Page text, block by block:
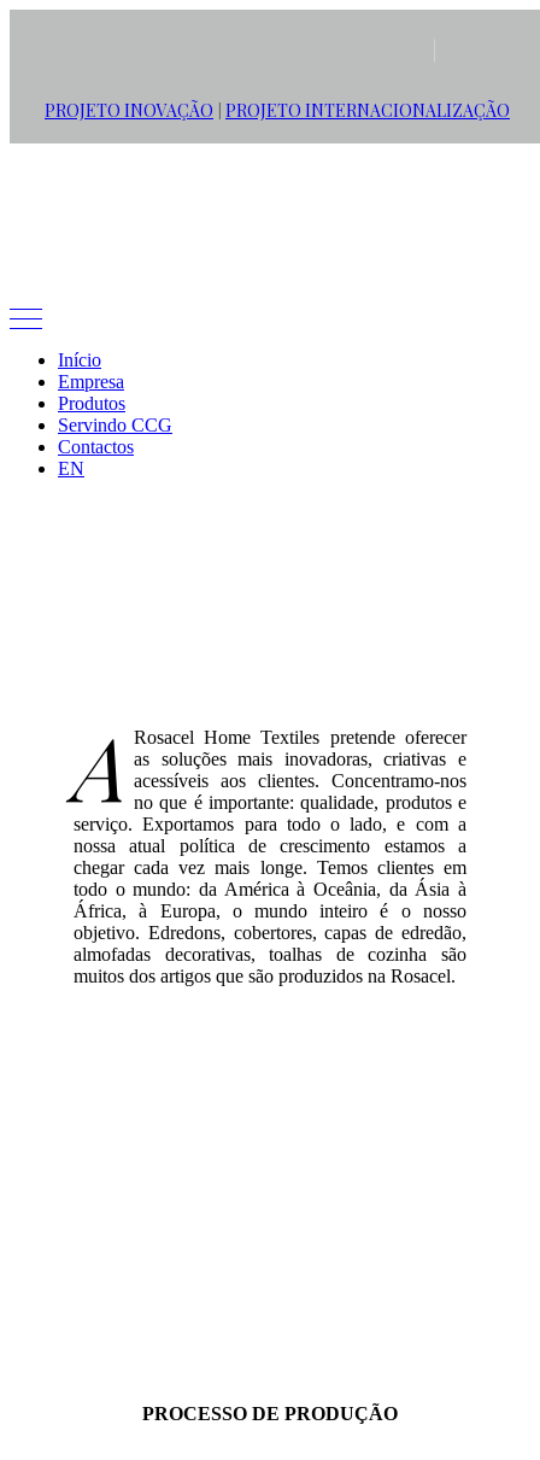
PROJETO INOVAÇÃO PROJETO INTERNACIONALIZAÇÃO
Início
Empresa
Produtos
Servindo CCG
Contactos
EN
A
Rosacel Home Textiles pretende oferecer
as soluções mais inovadoras, criativas e
acessíveis aos clientes. Concentramo-nos
no que é importante: qualidade, produtos e
serviço. Exportamos para todo o lado, e com a
nossa atual política de crescimento estamos a
chegar cada vez mais longe. Temos clientes em
todo o mundo: da América à Oceânia, da Ásia à
África, à Europa, o mundo inteiro é o nosso
objetivo. Edredons, cobertores, capas de edredão,
almofadas decorativas, toalhas de cozinha são
muitos dos artigos que são produzidos na Rosacel.
PROCESSO DE PRODUÇÃO